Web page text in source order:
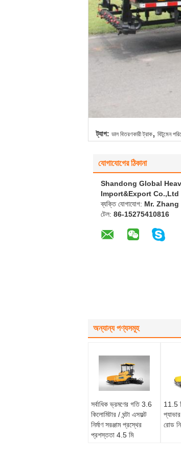
ট্যাগ: ডাল বিতরণকারী ট্রাক, বিটুমেন
যোগাযোগের ঠিকানা
Shandong Global
Import&Export Co.,Ltd
ব্যক্তি যোগাযোগ: Mr. Zhang
টেল: 86-15275410816
অন্যান্য পণ্যসমূহ
সর্বাধিক ভ্রমণের গতি 3.6
কিলোমিটার / ঘন্টা এসফল্ট
নির্মাণ সরঞ্জাম প্রস্থের
প্রশস্ততা 4.5 মি
11.5
রোড